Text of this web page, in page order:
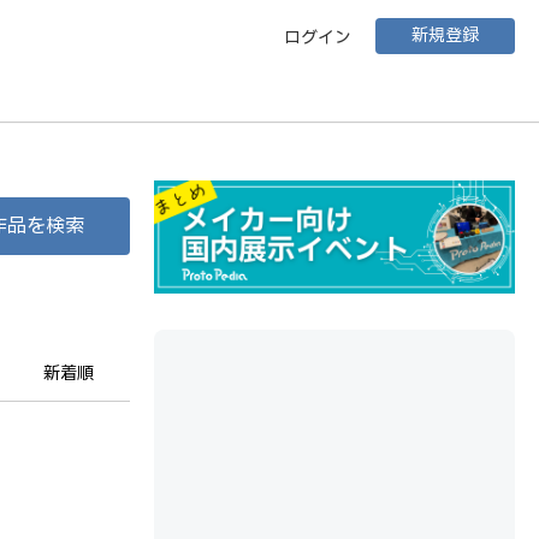
ログイン 新規登録
品を検索
新着順